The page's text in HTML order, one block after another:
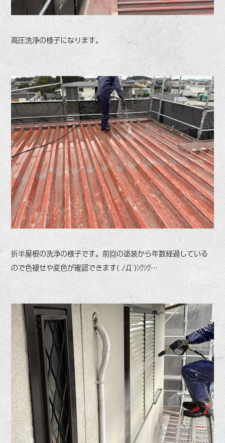
高圧洗浄の様子になります。
折半屋根の洗浄の様子です。前回の塗装から年数経過している
ので色褪せや変色が確認できます( ﾉД`)ｼｸｼｸ…